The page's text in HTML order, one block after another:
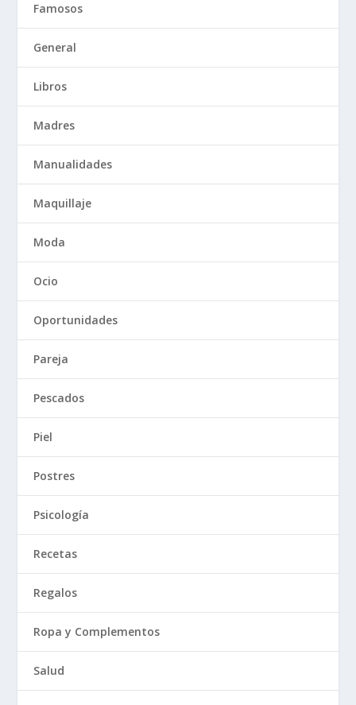
Famosos
General
Libros
Madres
Manualidades
Maquillaje
Moda
Ocio
Oportunidades
Pareja
Pescados
Piel
Postres
Psicología
Recetas
Regalos
Ropa y Complementos
Salud